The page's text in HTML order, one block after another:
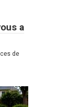
a
de